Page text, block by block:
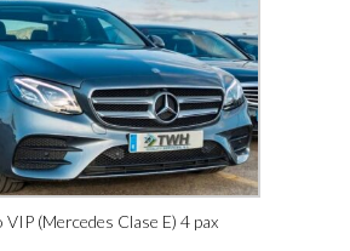
VIP (Mercedes Clase E) 4 pax